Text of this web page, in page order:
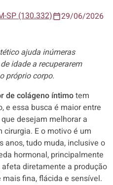
SP (130.332)
29/06/2026
ajuda inúmeras
idade a recuperarem
próprio corpo.
de colágeno íntimotem
e essa busca é maior entre
desejam melhorar a
E o motivo é um
anos, tudo muda, inclusive o
hormonal, principalmente
diretamente a produção
fina, flácida e sensível.